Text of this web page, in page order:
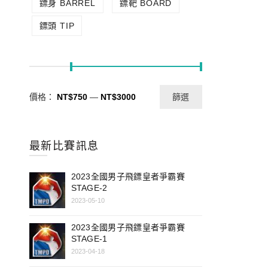
鏢身 BARREL 鏢靶 BOARD
鏢頭 TIP
篩選
價格： NT$750— NT$3000
最新比賽訊息
2023全國男子飛鏢皇者爭霸賽
STAGE-2
2023-05-10
2023全國男子飛鏢皇者爭霸賽
STAGE-1
2023-04-18